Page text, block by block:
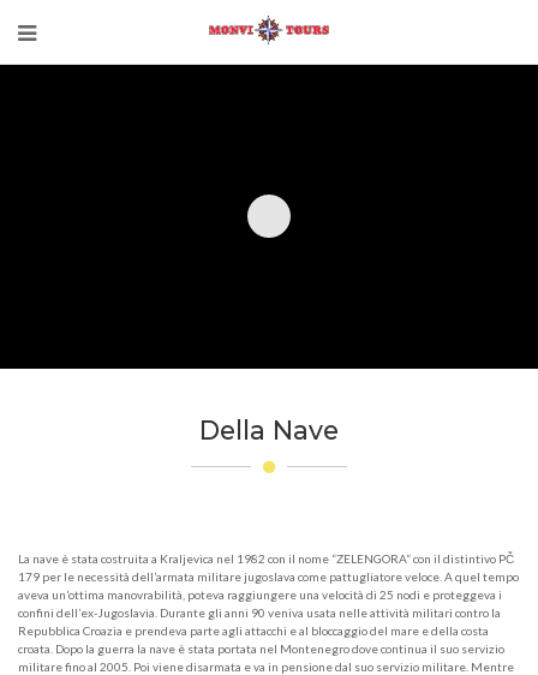
Della Nave
La nave è stata costruita a Kraljevica nel 1982 con il nome “ZELENGORA” con il distintivo PČ
179 per le necessità dell’armata militare jugoslava come pattugliatore veloce. A quel tempo
aveva un’ottima manovrabilità, poteva raggiungere una velocità di 25 nodi e proteggeva i
confini dell’ex-Jugoslavia. Durante gli anni 90 veniva usata nelle attività militari contro la
Repubblica Croazia e prendeva parte agli attacchi e al bloccaggio del mare e della costa
croata. Dopo la guerra la nave è stata portata nel Montenegro dove continua il suo servizio
militare fino al 2005. Poi viene disarmata e va in pensione dal suo servizio militare. Mentre